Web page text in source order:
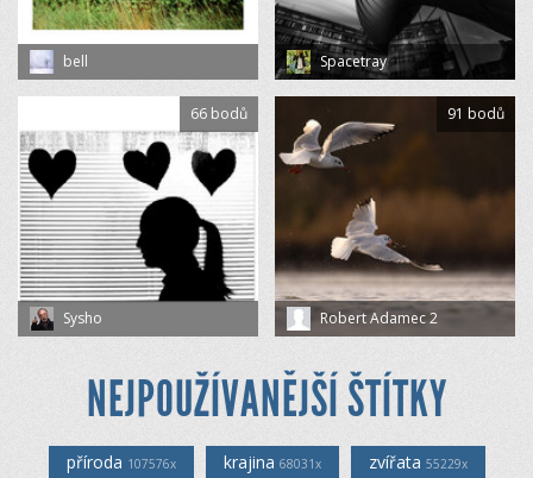
bell Spacetray
Sysho
66 bodů
Robert Adamec 2
91 bodů
NEJPOUŽÍVANĚJŠÍ ŠTÍTKY
příroda 107576x krajina 68031x zvířata 55229x